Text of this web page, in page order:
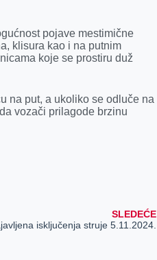
pojave mestimične
klisura kao i na putnim
koje se prostiru duž
na put, a ukoliko se odluče na
vozači prilagode brzinu
SLEDEĆE
isključenja struje 5.11.2024.